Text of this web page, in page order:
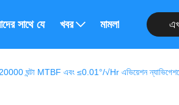
সাথে যোগাযোগ করুন
খবর মামলা
ঘন্টা MTBF এবং ≤0.01°/√hr এভিয়েশন